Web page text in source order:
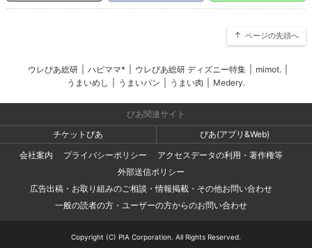
ページの先頭へ
ウレぴあ総研 ハピママ* ウレぴあ総研 ディズニー特集 mimot.
うまいめし
うまいパン うまい肉 Medery.
ぴあ関連サイト
チケットぴあ
ぴあ(アプリ&Web)
会社案内
プライバシーポリシー
アクセスデータの利用・著作権等
外部送信ポリシー
広告出稿・お取り組みのご相談・情報掲載・その他お問い合わせ
一般の読者の方・ユーザーの方からのお問い合わせ
Copyright (C) PIA Corporation. All Rights Reserved.